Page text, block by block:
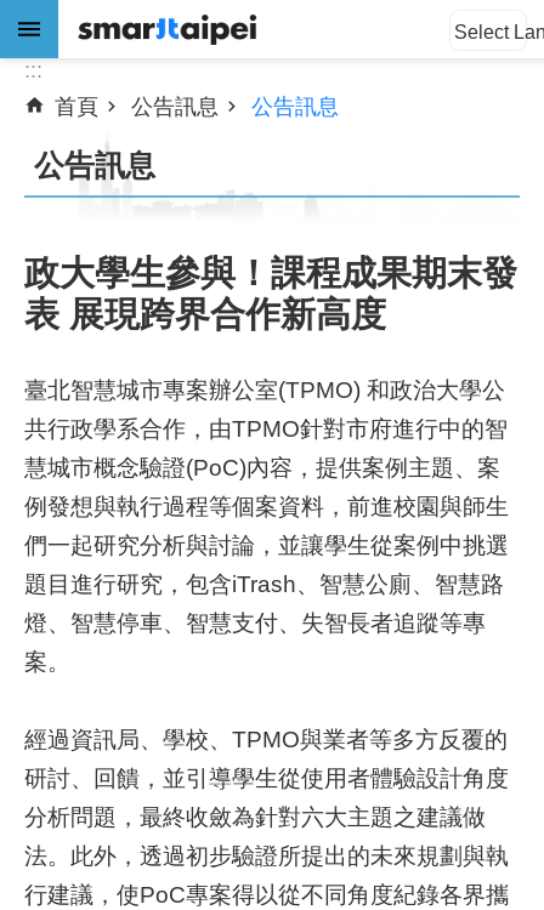
跳到主要內容區塊
進
搜
尋
公
訊
息
關
於
我
們
補
助
計
歷
年
域
試
辦
Select
:::
首頁
公告訊息 公告訊息
公告訊息
政大學生參與！課程成果期末發
表 展現跨界合作新高度
臺北智慧城市專案辦公室(TPMO) 和政治大學公
共行政學系合作，由TPMO針對市府進行中的智
慧城市概念驗證(PoC)內容，提供案例主題、案
例發想與執行過程等個案資料，前進校園與師生
們一起研究分析與討論，並讓學生從案例中挑選
題目進行研究，包含iTrash、智慧公廁、智慧路
燈、智慧停車、智慧支付、失智長者追蹤等專
案。
經過資訊局、學校、TPMO與業者等多方反覆的
研討、回饋，並引導學生從使用者體驗設計角度
分析問題，最終收斂為針對六大主題之建議做
法。此外，透過初步驗證所提出的未來規劃與執
行建議，使PoC專案得以從不同角度紀錄各界攜